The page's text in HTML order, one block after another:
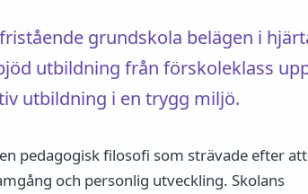
grundskola belägen i
utbildning från förskoleklass
utbildning i en trygg miljö.
pedagogisk filosofi som strävade efter att
och personlig utveckling. Skolans